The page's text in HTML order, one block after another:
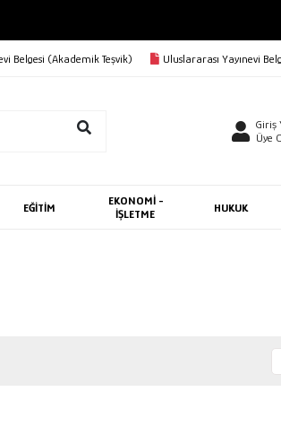
Belgesi (Akademik Teşvik) Uluslararası Yayınevi
Giriş
Üye
EĞİTİM
EKONOMİ -
İŞLETME
HUKUK